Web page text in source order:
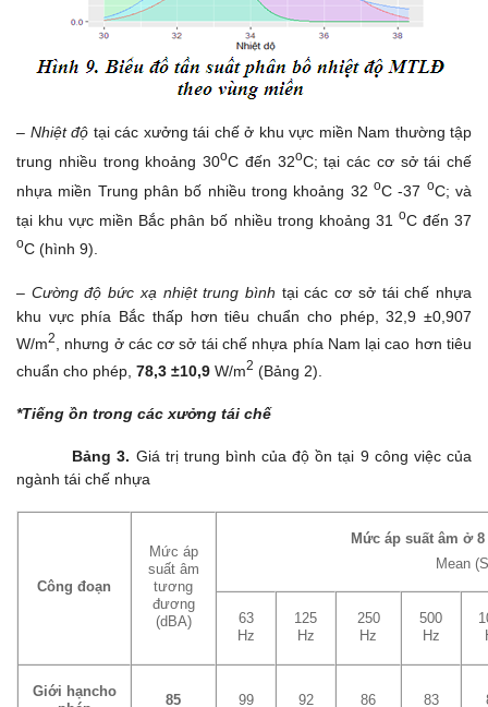
– Nhiệt độ tại các xưởng tái chế ở khu vực miền Nam thường tập
trung nhiều trong khoảng 30oC đến 32oC; tại các cơ sở tái chế
nhựa miền Trung phân bố nhiều trong khoảng 32 oC -37 oC; và
tại khu vực miền Bắc phân bố nhiều trong khoảng 31
oC đến 37
oC (hình 9).
– Cường độ bức xạ nhiệt trung bình tại các cơ sở tái chế nhựa
khu vực phía Bắc thấp hơn tiêu chuẩn cho phép, 32,9 ±0,907
W/m2
, nhưng ở các cơ sở tái chế nhựa phía Nam lại cao hơn tiêu
chuẩn cho phép, 78,3 ±10,9 W/m2 (Bảng 2).
*Tiếng ồn trong các xưởng tái chế
Bảng 3. Giá trị trung bình của độ ồn tại 9 công việc của
ngành tái chế nhựa
Công đoạn
Mức áp
suất âm
tương
đương
(dBA)
Mức áp suất âm ở
Mean
63
Hz
125
Hz
250
Hz
500
Hz
Giới hạncho
85 99 92 86 83